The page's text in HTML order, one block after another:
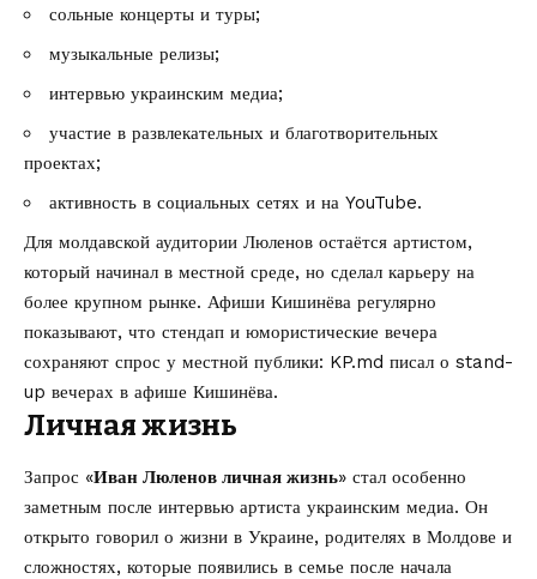
сольные концерты и туры;
музыкальные релизы;
интервью украинским медиа;
участие в развлекательных и благотворительных
проектах;
активность в социальных сетях и на YouTube.
Для молдавской аудитории Люленов остаётся артистом,
который начинал в местной среде, но сделал карьеру на
более крупном рынке. Афиши Кишинёва регулярно
показывают, что стендап и юмористические вечера
сохраняют спрос у местной публики: KP.md писал о stand-
up вечерах в афише Кишинёва.
Личная жизнь
Запрос «Иван Люленов личная жизнь» стал особенно
заметным после интервью артиста украинским медиа. Он
открыто говорил о жизни в Украине, родителях в Молдове и
сложностях, которые появились в семье после начала